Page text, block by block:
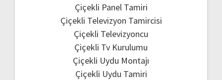
Çiçekli Panel Tamiri
Çiçekli Televizyon Tamircisi
Çiçekli Televizyoncu
Çiçekli Tv Kurulumu
Çiçekli Uydu Montajı
Çiçekli Uydu Tamiri